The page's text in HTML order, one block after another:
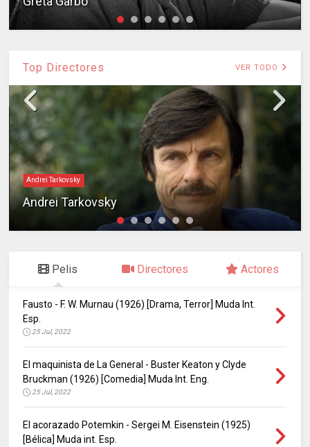
Top Directores VER TODO
Andrei Tarkovsky
Andrei Tarkovsky
Pelis Directores Actores
Fausto - F. W. Murnau (1926) [Drama, Terror] Muda Int.
Esp.
25 Jul, 2022
El maquinista de La General - Buster Keaton y Clyde
Bruckman (1926) [Comedia] Muda Int. Eng.
25 Jul, 2022
El acorazado Potemkin - Sergei M. Eisenstein (1925)
[Bélica] Muda int. Esp.